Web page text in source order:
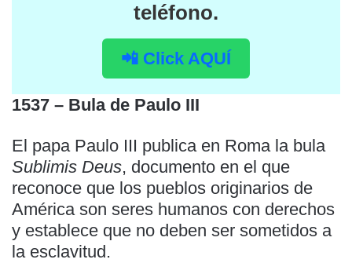
teléfono.
📲 Click AQUÍ
1537 – Bula de Paulo III
El papa Paulo III publica en Roma la bula
Sublimis Deus, documento en el que
reconoce que los pueblos originarios de
América son seres humanos con derechos
y establece que no deben ser sometidos a
la esclavitud.